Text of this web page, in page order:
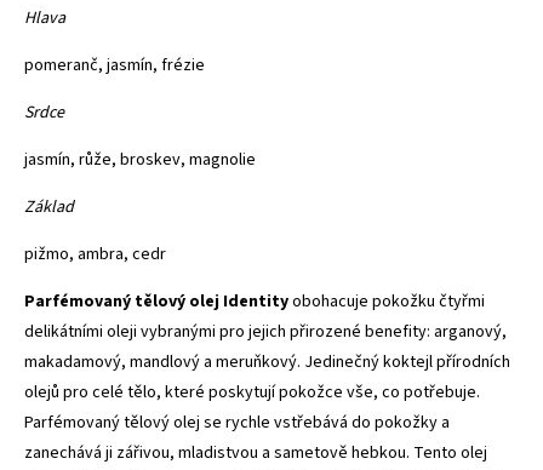
Hlava
pomeranč, jasmín, frézie
Srdce
jasmín, růže, broskev, magnolie
Základ
pižmo, ambra, cedr
Parfémovaný tělový olej Identityobohacuje pokožku čtyřmi
delikátními oleji vybranými pro jejich přirozené benefity: arganový,
makadamový, mandlový a meruňkový. Jedinečný koktejl přírodních
olejů pro celé tělo, které poskytují pokožce vše, co potřebuje.
Parfémovaný tělový olej se rychle vstřebává do pokožky a
zanechává ji zářivou, mladistvou a sametově hebkou. Tento olej